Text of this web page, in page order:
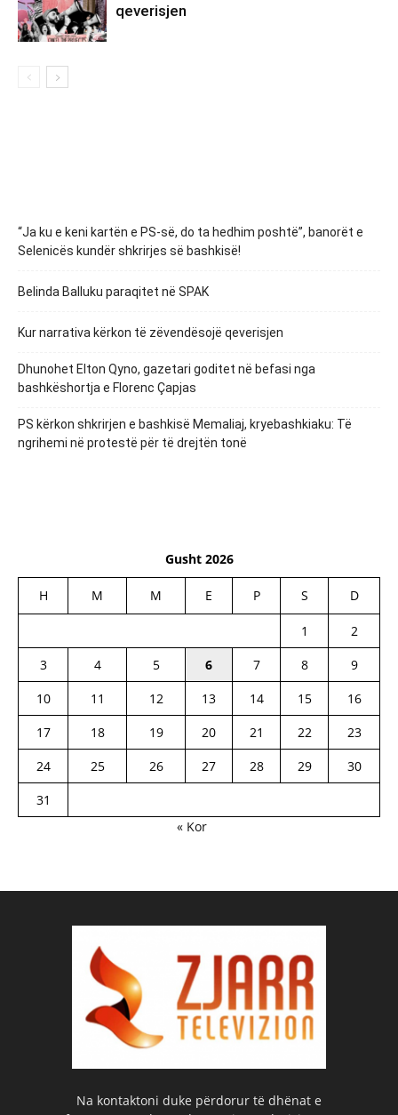
qeverisjen
“Ja ku e keni kartën e PS-së, do ta hedhim poshtë”, banorët e
Selenicës kundër shkrirjes së bashkisë!
Belinda Balluku paraqitet në SPAK
Kur narrativa kërkon të zëvendësojë qeverisjen
Dhunohet Elton Qyno, gazetari goditet në befasi nga
bashkëshortja e Florenc Çapjas
PS kërkon shkrirjen e bashkisë Memaliaj, kryebashkiaku: Të
ngrihemi në protestë për të drejtën tonë
Gusht 2026
H M M E P S D
1
2
3
4 5 6 7 8
9
10
11 12 13 14 15
16
17
18 19 20 21 22
23
24
25 26 27 28 29
30
31
« Kor
Na kontaktoni duke përdorur të dhënat e